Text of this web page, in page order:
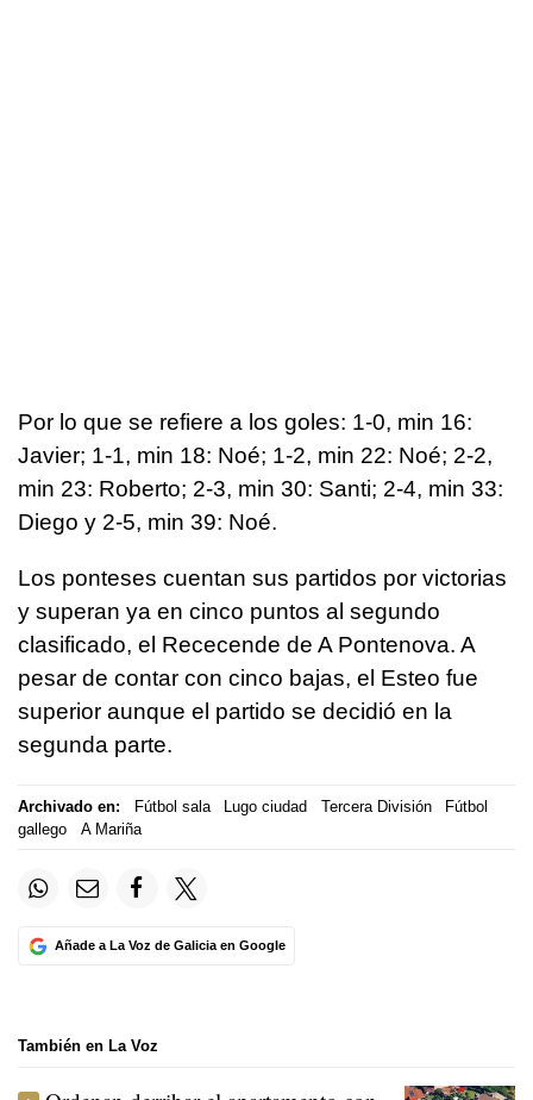
Por lo que se refiere a los goles: 1-0, min 16:
Javier; 1-1, min 18: Noé; 1-2, min 22: Noé; 2-2,
min 23: Roberto; 2-3, min 30: Santi; 2-4, min 33:
Diego y 2-5, min 39: Noé.
Los ponteses cuentan sus partidos por victorias
y superan ya en cinco puntos al segundo
clasificado, el Rececende de A Pontenova. A
pesar de contar con cinco bajas, el Esteo fue
superior aunque el partido se decidió en la
segunda parte.
Archivado en: Fútbol sala Lugo ciudad Tercera División
Fútbol
gallego
A Mariña
Añade a La Voz de Galicia en Google
También en La Voz